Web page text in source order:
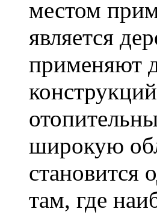
местом
является
применяют
широкую
становится
там, где